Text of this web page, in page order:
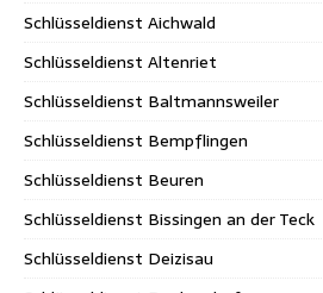
Schlüsseldienst Aichwald
Schlüsseldienst Altenriet
Schlüsseldienst Baltmannsweiler
Schlüsseldienst Bempflingen
Schlüsseldienst Beuren
Schlüsseldienst Bissingen an der Teck
Schlüsseldienst Deizisau